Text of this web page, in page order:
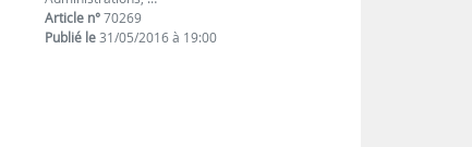
Article n°70269
Publié le31/05/2016 à 19:00